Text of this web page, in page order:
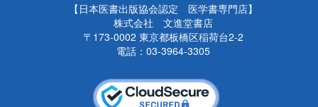
【日本医書出版協会認定 医学書専門店】
株式会社 文進堂書店
〒173-0002 東京都板橋区稲荷台2-2
電話：03-3964-3305